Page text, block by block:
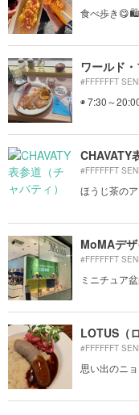
食べ歩き😋🛍
#FFFFFFT
◉ 7:30～
CHAVATY
#FFFFFFT
ほうじ茶の
MoMAデ
#FFFFFFT
ミニチュア
LOTUS（
#FFFFFFT
思い出のニ